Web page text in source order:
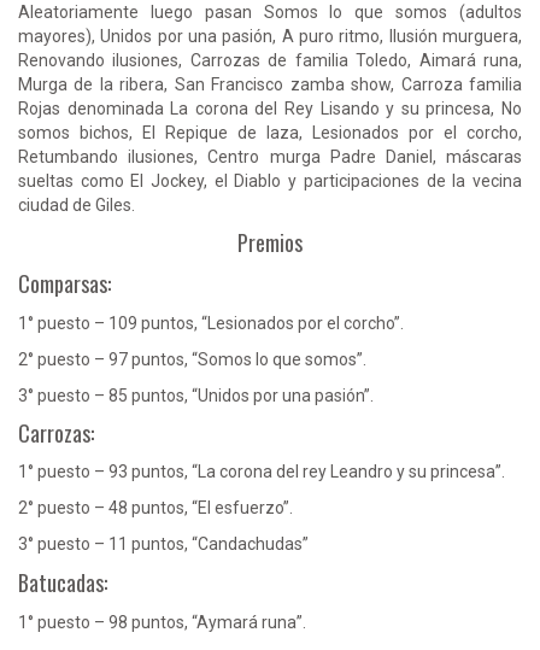
Aleatoriamente luego pasan Somos lo que somos (adultos
mayores), Unidos por una pasión, A puro ritmo, Ilusión murguera,
Renovando ilusiones, Carrozas de familia Toledo, Aimará runa,
Murga de la ribera, San Francisco zamba show, Carroza familia
Rojas denominada La corona del Rey Lisando y su princesa, No
somos bichos, El Repique de laza, Lesionados por el corcho,
Retumbando ilusiones, Centro murga Padre Daniel, máscaras
sueltas como El Jockey, el Diablo y participaciones de la vecina
ciudad de Giles.
Premios
Comparsas:
1° puesto – 109 puntos, “Lesionados por el corcho”.
2° puesto – 97 puntos, “Somos lo que somos”.
3° puesto – 85 puntos, “Unidos por una pasión”.
Carrozas:
1° puesto – 93 puntos, “La corona del rey Leandro y su princesa”.
2° puesto – 48 puntos, “El esfuerzo”.
3° puesto – 11 puntos, “Candachudas”
Batucadas:
1° puesto – 98 puntos, “Aymará runa”.